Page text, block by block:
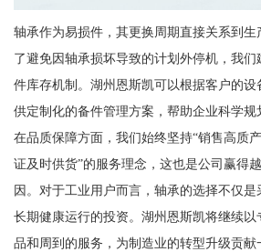
轴承作为易损件，其更换周期直接关系到
了避免因轴承损坏导致的计划外停机，我
件库存机制。湖州恩斯凯可以根据客户的
供定制化的备件管理方案，帮助企业科学规
在品质保障方面，我们始终坚持“销售高质
证及时供货”的服务理念，这也是公司赢得
因。对于工业用户而言，轴承的选择不仅
长期健康运行的投资。湖州恩斯凯将继续
品和周到的服务，为制造业的转型升级贡献